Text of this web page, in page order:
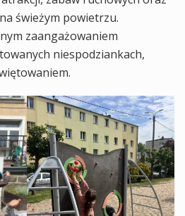
świeżym powietrzu.
zaangażowaniem
niespodziankach,